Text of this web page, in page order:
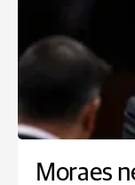
Moraes